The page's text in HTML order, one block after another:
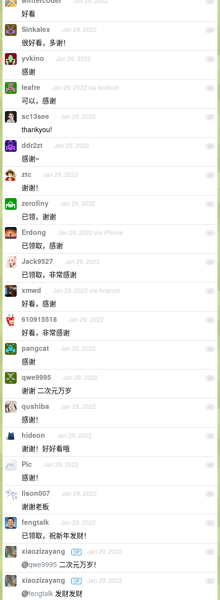
好看
34
Sinkalex Jan 29, 2022
很好看，多谢！
35
yvkino Jan 29, 2022
感谢
36
leafre Jan 29, 2022 via Android
可以，感谢
37
sc13see Jan 29, 2022
thankyou!
38
ddr2zt Jan 29, 2022
感谢~
39
ztc Jan 29, 2022
谢谢！
40
zerofiny Jan 29, 2022
已领，谢谢
41
Erdong Jan 29, 2022 via iPhone
已领取，感谢
42
Jack9527 Jan 29, 2022
已领取，非常感谢
43
xmwd Jan 29, 2022 via Android
好看，感谢
44
610915518 Jan 29, 2022
好看，非常感谢
45
pangcat Jan 29, 2022
感谢
46
qwe9995 Jan 29, 2022
谢谢 二次元万岁
47
qushiba Jan 29, 2022
感谢！
48
hideon Jan 29, 2022
谢谢！好好看哦
49
Pic Jan 29, 2022
感谢！
50
lison007 Jan 29, 2022
谢谢老板
51
fengtalk Jan 29, 2022
已领取，祝新年发财！
52
xiaozizayang OP Jan 29, 2022
@qwe9995 二次元万岁！
53
xiaozizayang OP Jan 29, 2022
@fengtalk 发财发财